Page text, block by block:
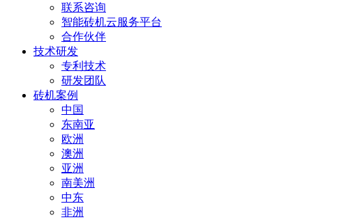
联系咨询
智能砖机云服务平台
合作伙伴
技术研发
专利技术
研发团队
砖机案例
中国
东南亚
欧洲
澳洲
亚洲
南美洲
中东
非洲